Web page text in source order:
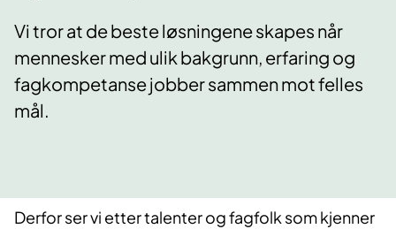
Vi tror at de beste løsningene skapes når
mennesker med ulik bakgrunn, erfaring og
fagkompetanse jobber sammen mot felles
mål.
Derfor ser vi etter talenter og fagfolk som kjenner